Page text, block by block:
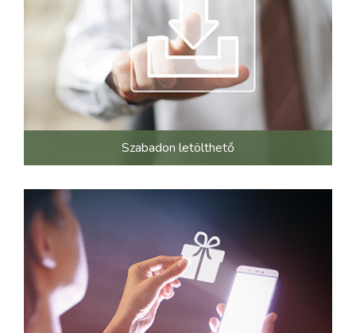
Szabadon letölthető